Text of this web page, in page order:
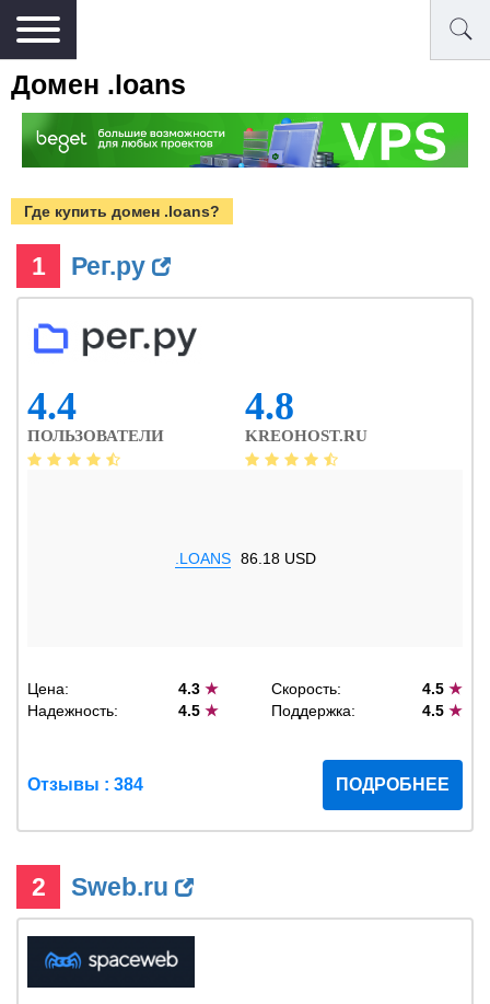
Домен .loans
Где купить домен .loans?
1 Рег.ру
4.4
ПОЛЬЗОВАТЕЛИ
4.8
KREOHOST.RU
.LOANS 86.18 USD
Цена: 4.3★ Скорость: 4.5 ★
Надежность:
4.5★ Поддержка: 4.5 ★
Отзывы : 384 ПОДРОБНЕЕ
2 Sweb.ru